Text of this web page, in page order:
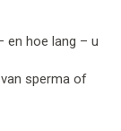
en hoe lang – u
sperma of